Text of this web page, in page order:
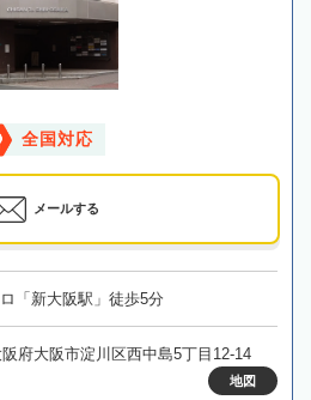
全国対応
メールする
「新大阪駅」徒歩5分
阪府大阪市淀川区西中島5丁目12-14
地図